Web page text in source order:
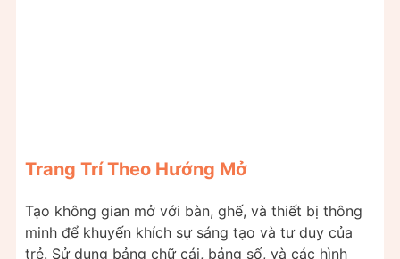
Trang Trí Theo Hướng Mở
Tạo không gian mở với bàn, ghế, và thiết bị thông
minh để khuyến khích sự sáng tạo và tư duy của
trẻ. Sử dụng bảng chữ cái, bảng số, và các hình